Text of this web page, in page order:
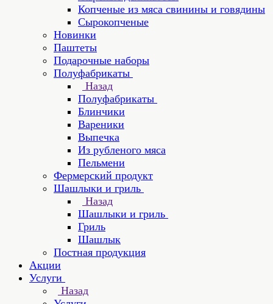
Копченые из мяса свинины и говядины
Сырокопченые
Новинки
Паштеты
Подарочные наборы
Полуфабрикаты
Назад
Полуфабрикаты
Блинчики
Вареники
Выпечка
Из рубленого мяса
Пельмени
Фермерский продукт
Шашлыки и гриль
Назад
Шашлыки и гриль
Гриль
Шашлык
Постная продукция
Акции
Услуги
Назад